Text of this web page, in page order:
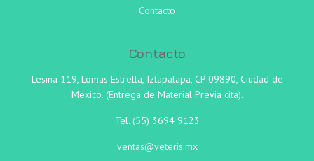
Contacto
Contacto
Lesina 119, Lomas Estrella, Iztapalapa, CP 09890, Ciudad de
Mexico. (Entrega de Material Previa cita).
Tel. (55) 3694 9123
ventas@veteris.mx